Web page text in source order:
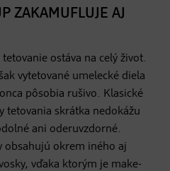
ZAKAMUFLUJE AJ
ostáva na celý život.
vytetované umelecké diela
pôsobia rušivo. Klasické
tetovania skrátka nedokážu
ani oderuvzdorné.
obsahujú okrem iného aj
vďaka ktorým je make-